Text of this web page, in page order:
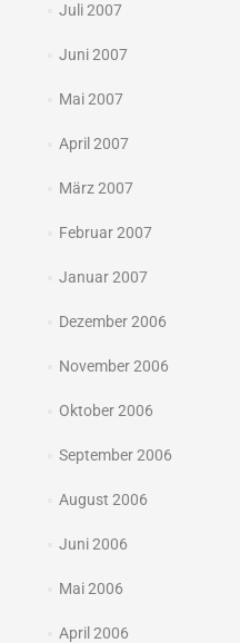
Juli 2007
Juni 2007
Mai 2007
April 2007
März 2007
Februar 2007
Januar 2007
Dezember 2006
November 2006
Oktober 2006
September 2006
August 2006
Juni 2006
Mai 2006
April 2006